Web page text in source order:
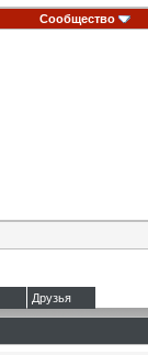
Сообщество
Друзья